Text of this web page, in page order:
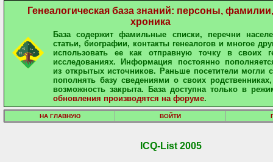
Генеалогическая база знаний: персоны, фамилии,
хроника
База содержит фамильные списки, перечни
статьи, биографии, контакты генеалогов и многое
использовать ее как отправную точку в своих
исследованиях. Информация постоянно
из открытых источников. Раньше посетители могли
пополнять базу сведениями о своих
возможность закрыта. База доступна только в
обновления производятся на форуме.
НА ГЛАВНУЮ ВОЙТИ
ICQ-List 2005